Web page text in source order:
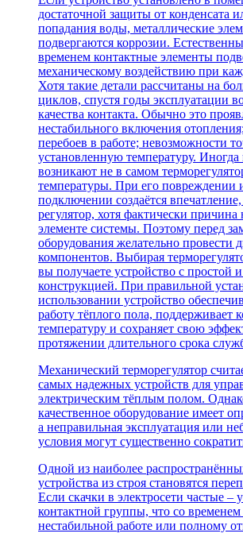
достаточной защиты от конденсата
попадания воды, металлические
подвергаются коррозии.
временем контактные элементы
механическому воздействию при
Хотя такие детали рассчитаны на
циклов, спустя годы эксплуатации
качества контакта. Обычно это
нестабильного включения
перебоев в работе; невозможности
установленную температуру.
возникают не в самом
температуры. При его повреждении
подключении создаётся
регулятор, хотя фактически причина
элементе системы. Поэтому перед
оборудования желательно провести
компонентов. Выбирая
вы получаете устройство с простой
конструкцией. При правильной
использовании устройство
работу тёплого пола, поддерживает
температуру и сохраняет свою
протяжении длительного срока
Механический терморегулятор
самых надежных устройств для
электрическим тёплым полом.
качественное оборудование имеет
а неправильная эксплуатация или
условия могут существенно
Одной из наиболее
устройства из строя становятся
Если скачки в электросети частые –
контактной группы, что со
нестабильной работе или полному